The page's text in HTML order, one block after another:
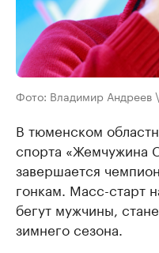
Фото: Владимир Андреев
В тюменском
спорта «Жемчужина
завершается
гонкам. Масс-старт
бегут мужчины,
зимнего сезона.